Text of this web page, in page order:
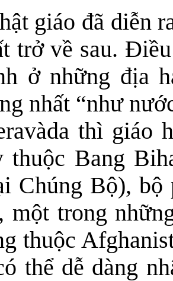
giáo đã diễn
trở về sau.
ở những địa
nhất “như
thì giáo
thuộc Bang
Chúng Bộ), bộ
một trong
thuộc
thể dễ dàng